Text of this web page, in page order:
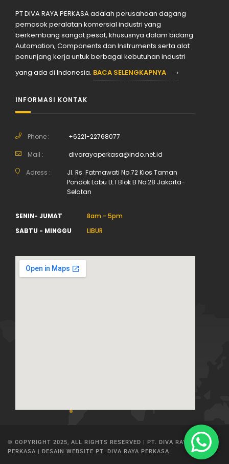
PT DIVA RAYA PERKASA adalah perusahaan dagang
pemasok peralatan komersial industri yang
berkembang sangat pesat, khususnya dalam bidang
Automation, Components dan Instruments serta alat
penunjang kerja untuk berbagai kebutuhan industri
yang ada di Indonesia. BACA SELENGKAPNYA
INFORMASI KONTAK
Phone : +6221-22768077
Mail : divarayaperkasa@indo.net.id
Adress :
Jl. Rs. Fatmawati No.72 Kios Taman
Pondok Labu Lt.1 Blok B No.28 Jakarta-
Selatan
SENIN- JUMAT
8am - 5pm
SABTU - MINGGU
LIBUR
© COPYRIGHT 2025, ALL RIGHTS RESERVED | PT. DIVA RAYA
PERKASA | DESAIN WEBSITE PT. DIVA RAYA PERKASA